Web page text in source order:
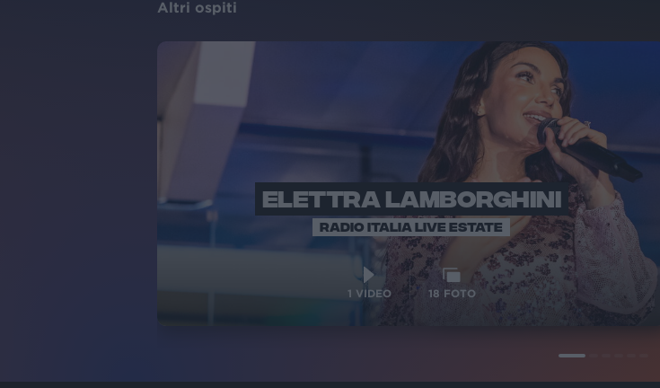
Altri ospiti
ELETTRA LAMBORGHINI
RADIO ITALIA LIVE ESTATE
1 VIDEO 18 FOTO
ELETTRA
VOI